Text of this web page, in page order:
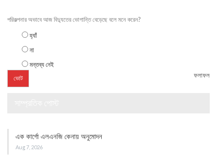
পরিকল্পনার অভাবে আজ বিদ্যুতের ভোগান্তি বেড়েছে বলে মনে করেন?
হ্যাঁ
না
মন্তব্য নেই
ফলাফল
এক কার্গো এলএনজি কেনায় অনুমোদন
Aug 7, 2026